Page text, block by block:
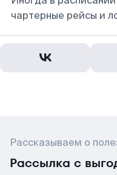
чартерные рейсы и
Рассказываем о
Рассылка с